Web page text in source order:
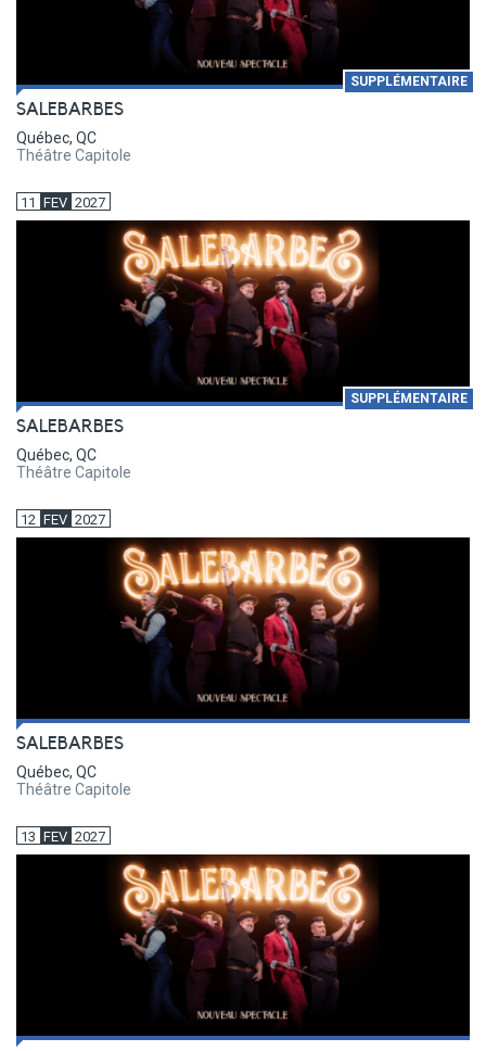
SUPPLÉMENTAIRE
SALEBARBES
Québec, QC
Théâtre Capitole
11 FEV 2027
SUPPLÉMENTAIRE
SALEBARBES
Québec, QC
Théâtre Capitole
12 FEV 2027
SALEBARBES
Québec, QC
Théâtre Capitole
13 FEV 2027